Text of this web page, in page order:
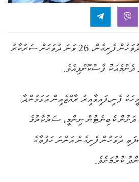
މި މަހުގެ 19 ވާ ބުރާސްފަތި ދުވަހުން ފެށިގެން، 26 ވަނަ ދުވަހަށް ސަރުކާރު
ފާސްކޮށްފިއެވެ.
ރާއްޖެ އިން ކޮވިޑް ބަލީގެ 13 މީހަކު ފެނި،ފައިވާއިރު ރާއްޖެއިން އަޅަމުންދާ
ދަށުން ކެބިނެޓުން ނިންމީ، ސަރުކާރުގެ
ދުވަހުން ފެށިގެން އަންނަ ހަފުތާގެ
ކުރުމަށެވެ.